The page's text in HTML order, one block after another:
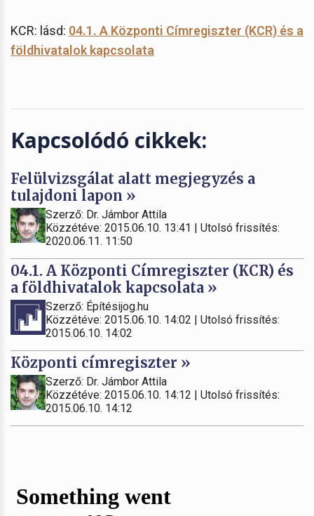
KCR: lásd: 04.1. A Központi Címregiszter (KCR) és a
földhivatalok kapcsolata
Kapcsolódó cikkek:
Felülvizsgálat alatt megjegyzés a
tulajdoni lapon »
Szerző: Dr. Jámbor Attila
Közzétéve: 2015.06.10. 13:41 | Utolsó frissítés:
2020.06.11. 11:50
04.1. A Központi Címregiszter (KCR) és
a földhivatalok kapcsolata »
Szerző: Építésijog.hu
Közzétéve: 2015.06.10. 14:02 | Utolsó frissítés:
2015.06.10. 14:02
Központi címregiszter »
Szerző: Dr. Jámbor Attila
Közzétéve: 2015.06.10. 14:12 | Utolsó frissítés:
2015.06.10. 14:12